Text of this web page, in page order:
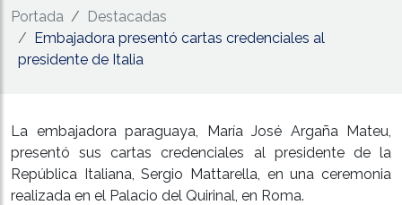
Portada
Destacadas
Embajadora presentó cartas credenciales al
presidente de Italia
La embajadora paraguaya, María José Argaña Mateu,
presentó sus cartas credenciales al presidente de la
República Italiana, Sergio Mattarella, en una ceremonia
realizada en el Palacio del Quirinal, en Roma.